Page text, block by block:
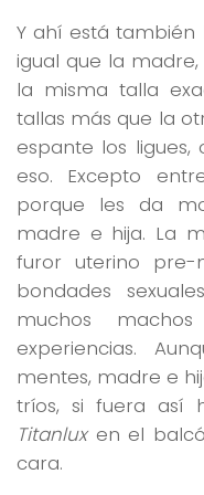
Y ahí está también
igual que la
la misma talla
tallas más que la
espante los
eso. Excepto
porque les da
madre e hija. La
furor uterino pre-
bondades
muchos
experiencias.
mentes, madre e
tríos, si fuera así
Titanluxen el
cara.